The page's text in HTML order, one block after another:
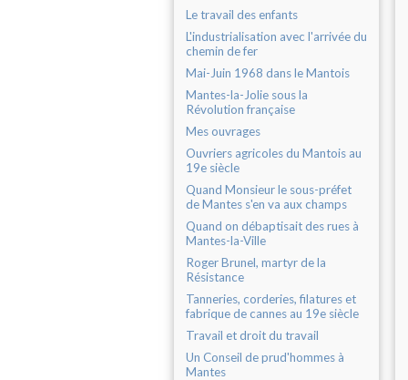
Le travail des enfants
L'industrialisation avec l'arrivée du
chemin de fer
Mai-Juin 1968 dans le Mantois
Mantes-la-Jolie sous la
Révolution française
Mes ouvrages
Ouvriers agricoles du Mantois au
19e siècle
Quand Monsieur le sous-préfet
de Mantes s'en va aux champs
Quand on débaptisait des rues à
Mantes-la-Ville
Roger Brunel, martyr de la
Résistance
Tanneries, corderies, filatures et
fabrique de cannes au 19e siècle
Travail et droit du travail
Un Conseil de prud'hommes à
Mantes